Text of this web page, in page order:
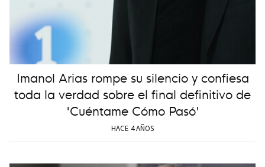
Imanol Arias rompe su silencio y confiesa
toda la verdad sobre el final definitivo de
'Cuéntame Cómo Pasó'
HACE 4 AÑOS